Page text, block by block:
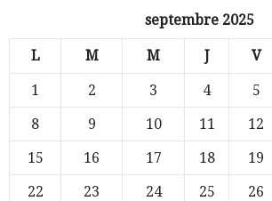
septembre 2025
L M M J V
1 2 3 4 5
8
9 10 11 12
15
16 17 18 19
22
23 24 25 26